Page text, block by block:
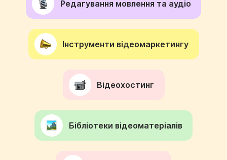
Редагування мовлення та аудіо
Інструменти відеомаркетингу
Відеохостинг
Бібліотеки відеоматеріалів